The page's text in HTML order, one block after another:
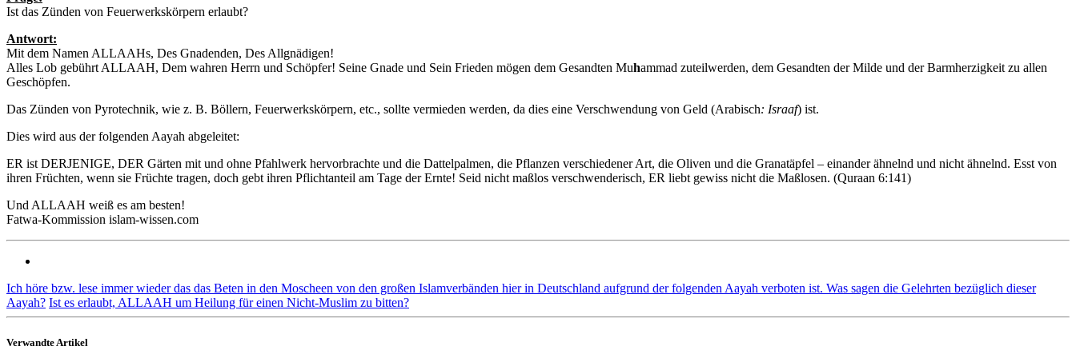
Ist das Zünden von Feuerwerkskörpern erlaubt?
Antwort:
Mit dem Namen ALLAAHs, Des Gnadenden, Des Allgnädigen!
Alles Lob gebührt ALLAAH, Dem wahren Herrn und Schöpfer! Seine Gnade und Sein Frieden mögen dem Gesandten Muhammad zuteilwerden, dem Gesandten der Milde und der Barmherzigkeit zu allen
Geschöpfen.
Das Zünden von Pyrotechnik, wie z. B. Böllern, Feuerwerkskörpern, etc., sollte vermieden werden, da dies eine Verschwendung von Geld (Arabisch: Israaf) ist.
Dies wird aus der folgenden Aayah abgeleitet:
ER ist DERJENIGE, DER Gärten mit und ohne Pfahlwerk hervorbrachte und die Dattelpalmen, die Pflanzen verschiedener Art, die Oliven und die Granatäpfel – einander ähnelnd und nicht ähnelnd. Esst von
ihren Früchten, wenn sie Früchte tragen, doch gebt ihren Pflichtanteil am Tage der Ernte! Seid nicht maßlos verschwenderisch, ER liebt gewiss nicht die Maßlosen. (Quraan 6:141)
Und ALLAAH weiß es am besten!
Fatwa-Kommission islam-wissen.com
Ich höre bzw. lese immer wieder das das Beten in den Moscheen von den großen Islamverbänden hier in Deutschland aufgrund der folgenden Aayah verboten ist. Was sagen die Gelehrten bezüglich dieser
Aayah? Ist es erlaubt, ALLAAH um Heilung für einen Nicht-Muslim zu bitten?
Verwandte Artikel